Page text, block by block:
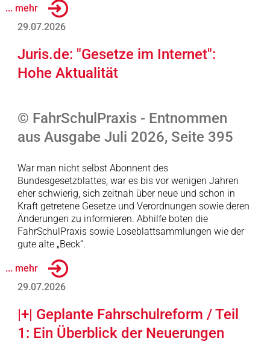
... mehr
29.07.2026
Juris.de: "Gesetze im Internet":
Hohe Aktualität
© FahrSchulPraxis - Entnommen
aus Ausgabe Juli 2026, Seite 395
War man nicht selbst Abonnent des
Bundesgesetzblattes, war es bis vor wenigen Jahren
eher schwierig, sich zeitnah über neue und schon in
Kraft getretene Gesetze und Verordnungen sowie deren
Änderungen zu informieren. Abhilfe boten die
FahrSchulPraxis sowie Loseblattsammlungen wie der
gute alte „Beck“.
... mehr
29.07.2026
|+| Geplante Fahrschulreform / Teil
1: Ein Überblick der Neuerungen